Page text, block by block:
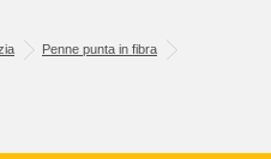
Penne punta in fibra